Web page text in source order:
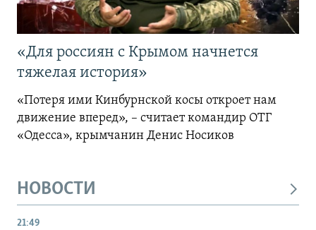
«Для россиян с Крымом начнется
тяжелая история»
«Потеря ими Кинбурнской косы откроет нам
движение вперед», – считает командир ОТГ
«Одесса», крымчанин Денис Носиков
НОВОСТИ
21:49